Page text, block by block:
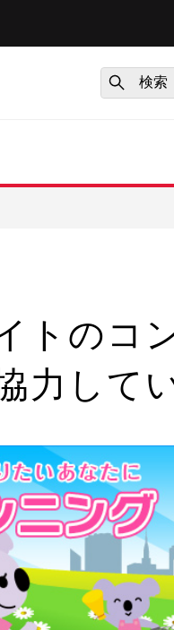
トのコ
力して